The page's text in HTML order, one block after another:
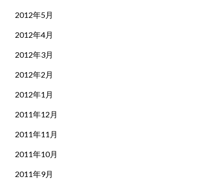
2012年5月
2012年4月
2012年3月
2012年2月
2012年1月
2011年12月
2011年11月
2011年10月
2011年9月